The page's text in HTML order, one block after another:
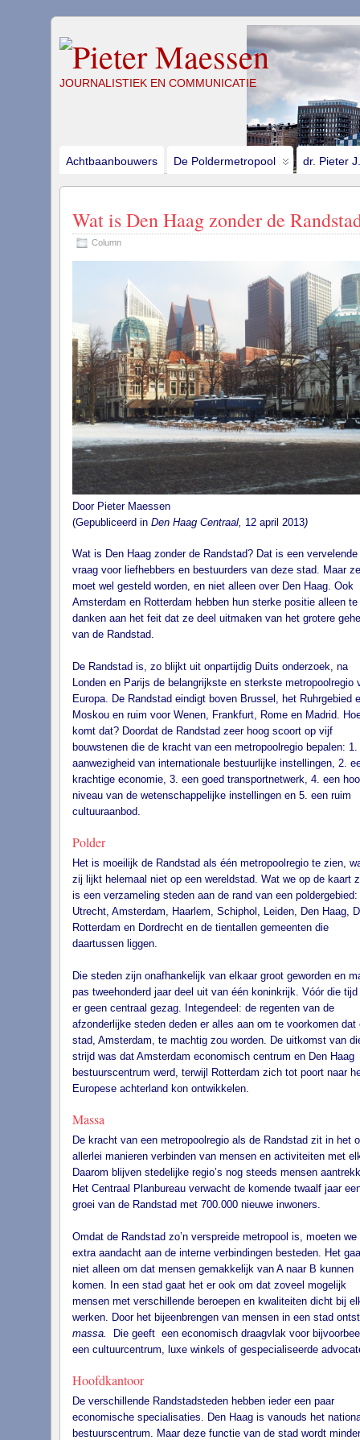
JOURNALISTIEK EN COMMUNICATIE
Achtbaanbouwers De Poldermetropool dr. Pieter
Wat is Den Haag zonder de
Column
Door Pieter Maessen
(Gepubliceerd in Den Haag Centraal, 12 april 2013)
Wat is Den Haag zonder de Randstad? Dat is een vervelende
vraag voor liefhebbers en bestuurders van deze stad. Maar ze
moet wel gesteld worden, en niet alleen over Den Haag. Ook
Amsterdam en Rotterdam hebben hun sterke positie alleen te
danken aan het feit dat ze deel uitmaken van het grotere
van de Randstad.
De Randstad is, zo blijkt uit onpartijdig Duits onderzoek, na
Londen en Parijs de belangrijkste en sterkste metropoolregio
Europa. De Randstad eindigt boven Brussel, het Ruhrgebied
Moskou en ruim voor Wenen, Frankfurt, Rome en Madrid.
komt dat? Doordat de Randstad zeer hoog scoort op vijf
bouwstenen die de kracht van een metropoolregio bepalen: 1.
aanwezigheid van internationale bestuurlijke instellingen, 2.
krachtige economie, 3. een goed transportnetwerk, 4. een
niveau van de wetenschappelijke instellingen en 5. een ruim
cultuuraanbod.
Polder
Het is moeilijk de Randstad als één metropoolregio te zien,
zij lijkt helemaal niet op een wereldstad. Wat we op de kaart
is een verzameling steden aan de rand van een poldergebied:
Utrecht, Amsterdam, Haarlem, Schiphol, Leiden, Den Haag,
Rotterdam en Dordrecht en de tientallen gemeenten die
daartussen liggen.
Die steden zijn onafhankelijk van elkaar groot geworden en
pas tweehonderd jaar deel uit van één koninkrijk. Vóór die tijd
er geen centraal gezag. Integendeel: de regenten van de
afzonderlijke steden deden er alles aan om te voorkomen dat
stad, Amsterdam, te machtig zou worden. De uitkomst van
strijd was dat Amsterdam economisch centrum en Den Haag
bestuurscentrum werd, terwijl Rotterdam zich tot poort naar
Europese achterland kon ontwikkelen.
Massa
De kracht van een metropoolregio als de Randstad zit in het
allerlei manieren verbinden van mensen en activiteiten met
Daarom blijven stedelijke regio’s nog steeds mensen
Het Centraal Planbureau verwacht de komende twaalf jaar
groei van de Randstad met 700.000 nieuwe inwoners.
Omdat de Randstad zo’n verspreide metropool is, moeten we
extra aandacht aan de interne verbindingen besteden. Het
niet alleen om dat mensen gemakkelijk van A naar B kunnen
komen. In een stad gaat het er ook om dat zoveel mogelijk
mensen met verschillende beroepen en kwaliteiten dicht bij
werken. Door het bijeenbrengen van mensen in een stad
massa.
Die geeft een economisch draagvlak voor
een cultuurcentrum, luxe winkels of gespecialiseerde
Hoofdkantoor
De verschillende Randstadsteden hebben ieder een paar
economische specialisaties. Den Haag is vanouds het
bestuurscentrum. Maar deze functie van de stad wordt minder